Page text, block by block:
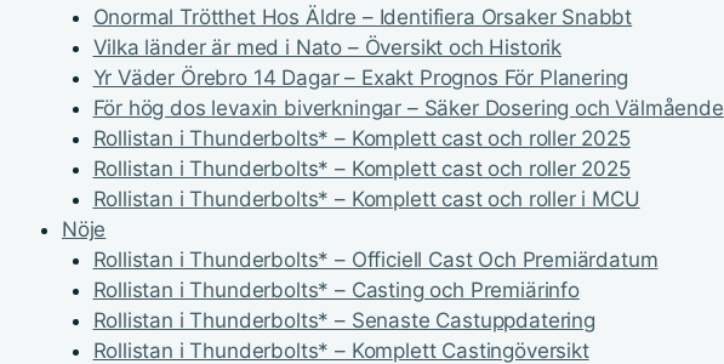
Onormal Trötthet Hos Äldre – Identifiera Orsaker Snabbt
Vilka länder är med i Nato – Översikt och Historik
Yr Väder Örebro 14 Dagar – Exakt Prognos För Planering
För hög dos levaxin biverkningar – Säker Dosering och Välmående
Rollistan i Thunderbolts* – Komplett cast och roller 2025
Rollistan i Thunderbolts* – Komplett cast och roller 2025
Rollistan i Thunderbolts* – Komplett cast och roller i MCU
Nöje
Rollistan i Thunderbolts* – Officiell Cast Och Premiärdatum
Rollistan i Thunderbolts* – Casting och Premiärinfo
Rollistan i Thunderbolts* – Senaste Castuppdatering
Rollistan i Thunderbolts* – Komplett Castingöversikt